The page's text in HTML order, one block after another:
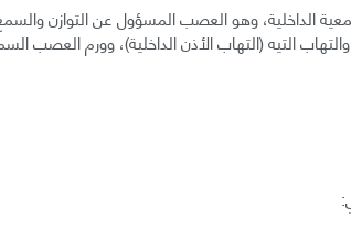
الداخلية، وهو العصب المسؤول عن التوازن
التيه (التهاب الأذن الداخلية)، وورم العصب